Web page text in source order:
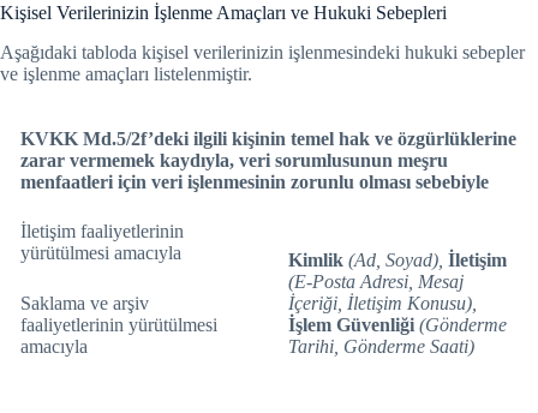
Kişisel Verilerinizin İşlenme Amaçları ve Hukuki Sebepleri
Aşağıdaki tabloda kişisel verilerinizin işlenmesindeki hukuki sebepler
ve işlenme amaçları listelenmiştir.
KVKK Md.5/2f’deki ilgili kişinin temel hak ve özgürlüklerine
zarar vermemek kaydıyla, veri sorumlusunun meşru
menfaatleri için veri işlenmesinin zorunlu olması sebebiyle
İletişim faaliyetlerinin
yürütülmesi amacıyla
Saklama ve arşiv
faaliyetlerinin yürütülmesi
amacıyla
Kimlik (Ad, Soyad), İletişim
(E-Posta Adresi, Mesaj
İçeriği, İletişim Konusu),
İşlem Güvenliği (Gönderme
Tarihi, Gönderme Saati)